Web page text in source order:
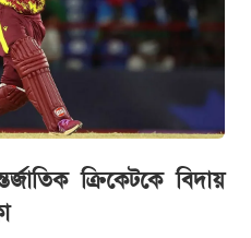
ক্রিকেটকে বিদায়